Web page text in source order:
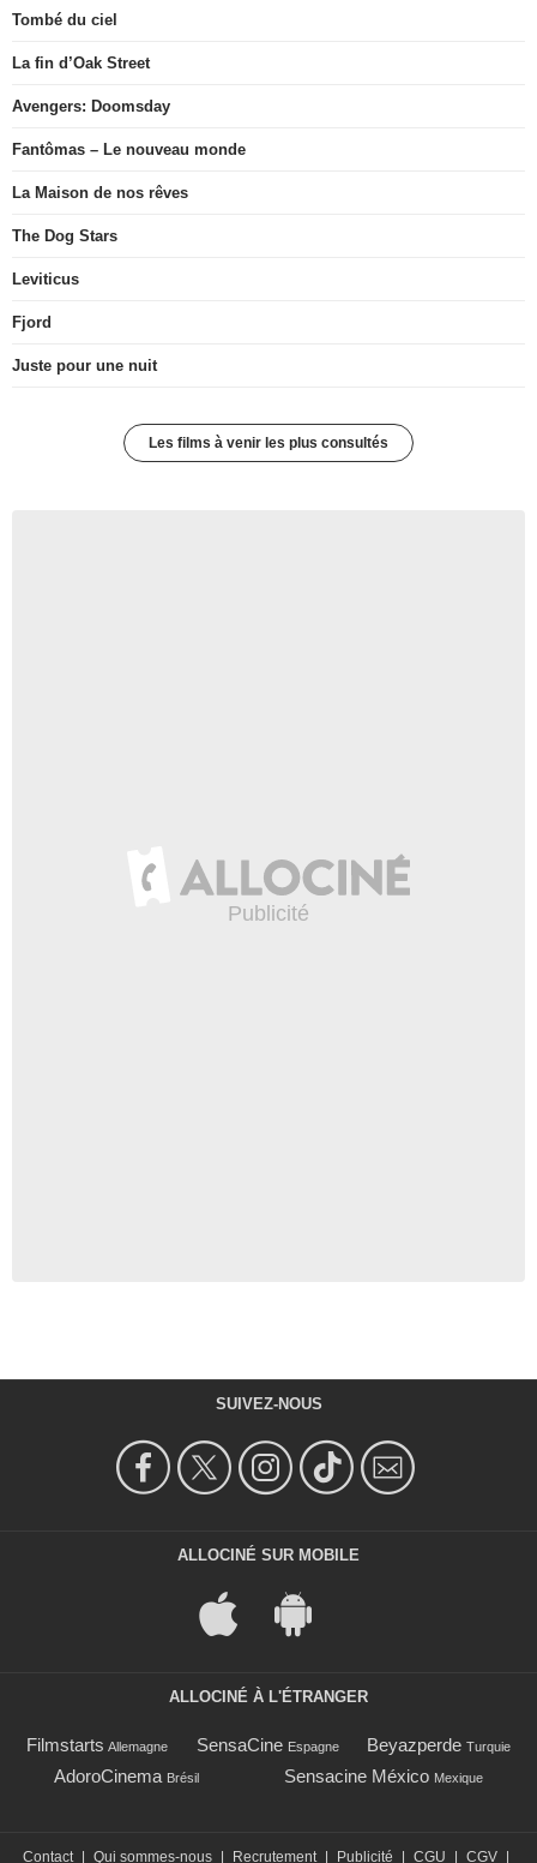
Tombé du ciel
La fin d’Oak Street
Avengers: Doomsday
Fantômas – Le nouveau monde
La Maison de nos rêves
The Dog Stars
Leviticus
Fjord
Juste pour une nuit
Les films à venir les plus consultés
SUIVEZ-NOUS
ALLOCINÉ SUR MOBILE
ALLOCINÉ À L'ÉTRANGER
Filmstarts Allemagne SensaCine Espagne Beyazperde Turquie
AdoroCinema Brésil Sensacine México Mexique
Contact | Qui sommes-nous | Recrutement | Publicité | CGU | CGV |